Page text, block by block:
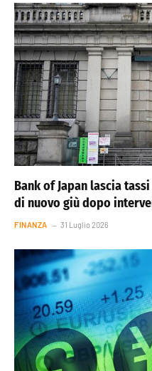
Bank of Japan lascia
di nuovo giù dopo
FINANZA 31 Luglio 2026